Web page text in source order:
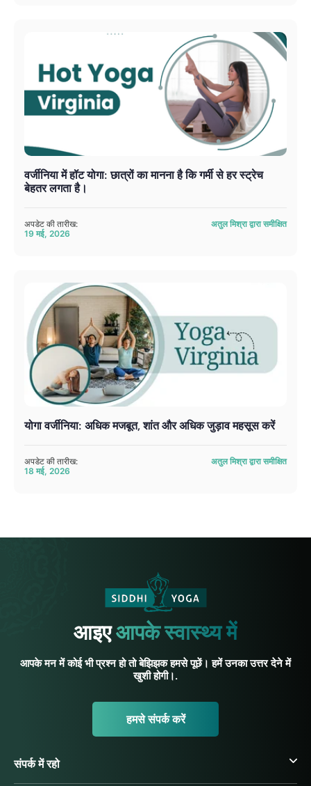
वर्जीनिया में हॉट योगा: छात्रों का मानना ​​है कि गर्मी से हर स्ट्रेच
बेहतर लगता है।
अपडेट की तारीख:
19 मई, 2026
अतुल मिश्रा द्वारा समीक्षित
योगा वर्जीनिया: अधिक मजबूत, शांत और अधिक जुड़ाव महसूस करें
अपडेट की तारीख:
18 मई, 2026
अतुल मिश्रा द्वारा समीक्षित
आइएआपके स्वास्थ्य में
आपके मन में कोई भी प्रश्न हो तो बेझिझक हमसे पूछें। हमें उनका उत्तर देने में
खुशी होगी।.
हमसे संपर्क करें
संपर्क में रहो